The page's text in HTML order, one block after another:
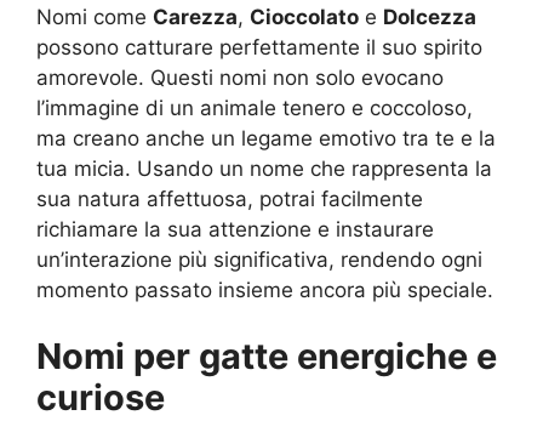
Nomi come Carezza, Cioccolato e Dolcezza
possono catturare perfettamente il suo spirito
amorevole. Questi nomi non solo evocano
l’immagine di un animale tenero e coccoloso,
ma creano anche un legame emotivo tra te e la
tua micia. Usando un nome che rappresenta la
sua natura affettuosa, potrai facilmente
richiamare la sua attenzione e instaurare
un’interazione più significativa, rendendo ogni
momento passato insieme ancora più speciale.
Nomi per gatte energiche e
curiose